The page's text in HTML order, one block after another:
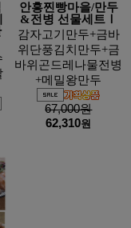
안흥찐빵마을/만두
&전병 선물세트Ⅰ
감자고기만두+금바
위단풍김치만두+금
바위곤드레나물전병
+메밀왕만두
67,000원
62,310원